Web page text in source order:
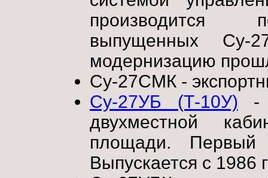
производится
выпущенных
модернизацию
Су-27СМК -
Су-27УБ (Т-10У) -
двухместной
площади.
Выпускается с 1986